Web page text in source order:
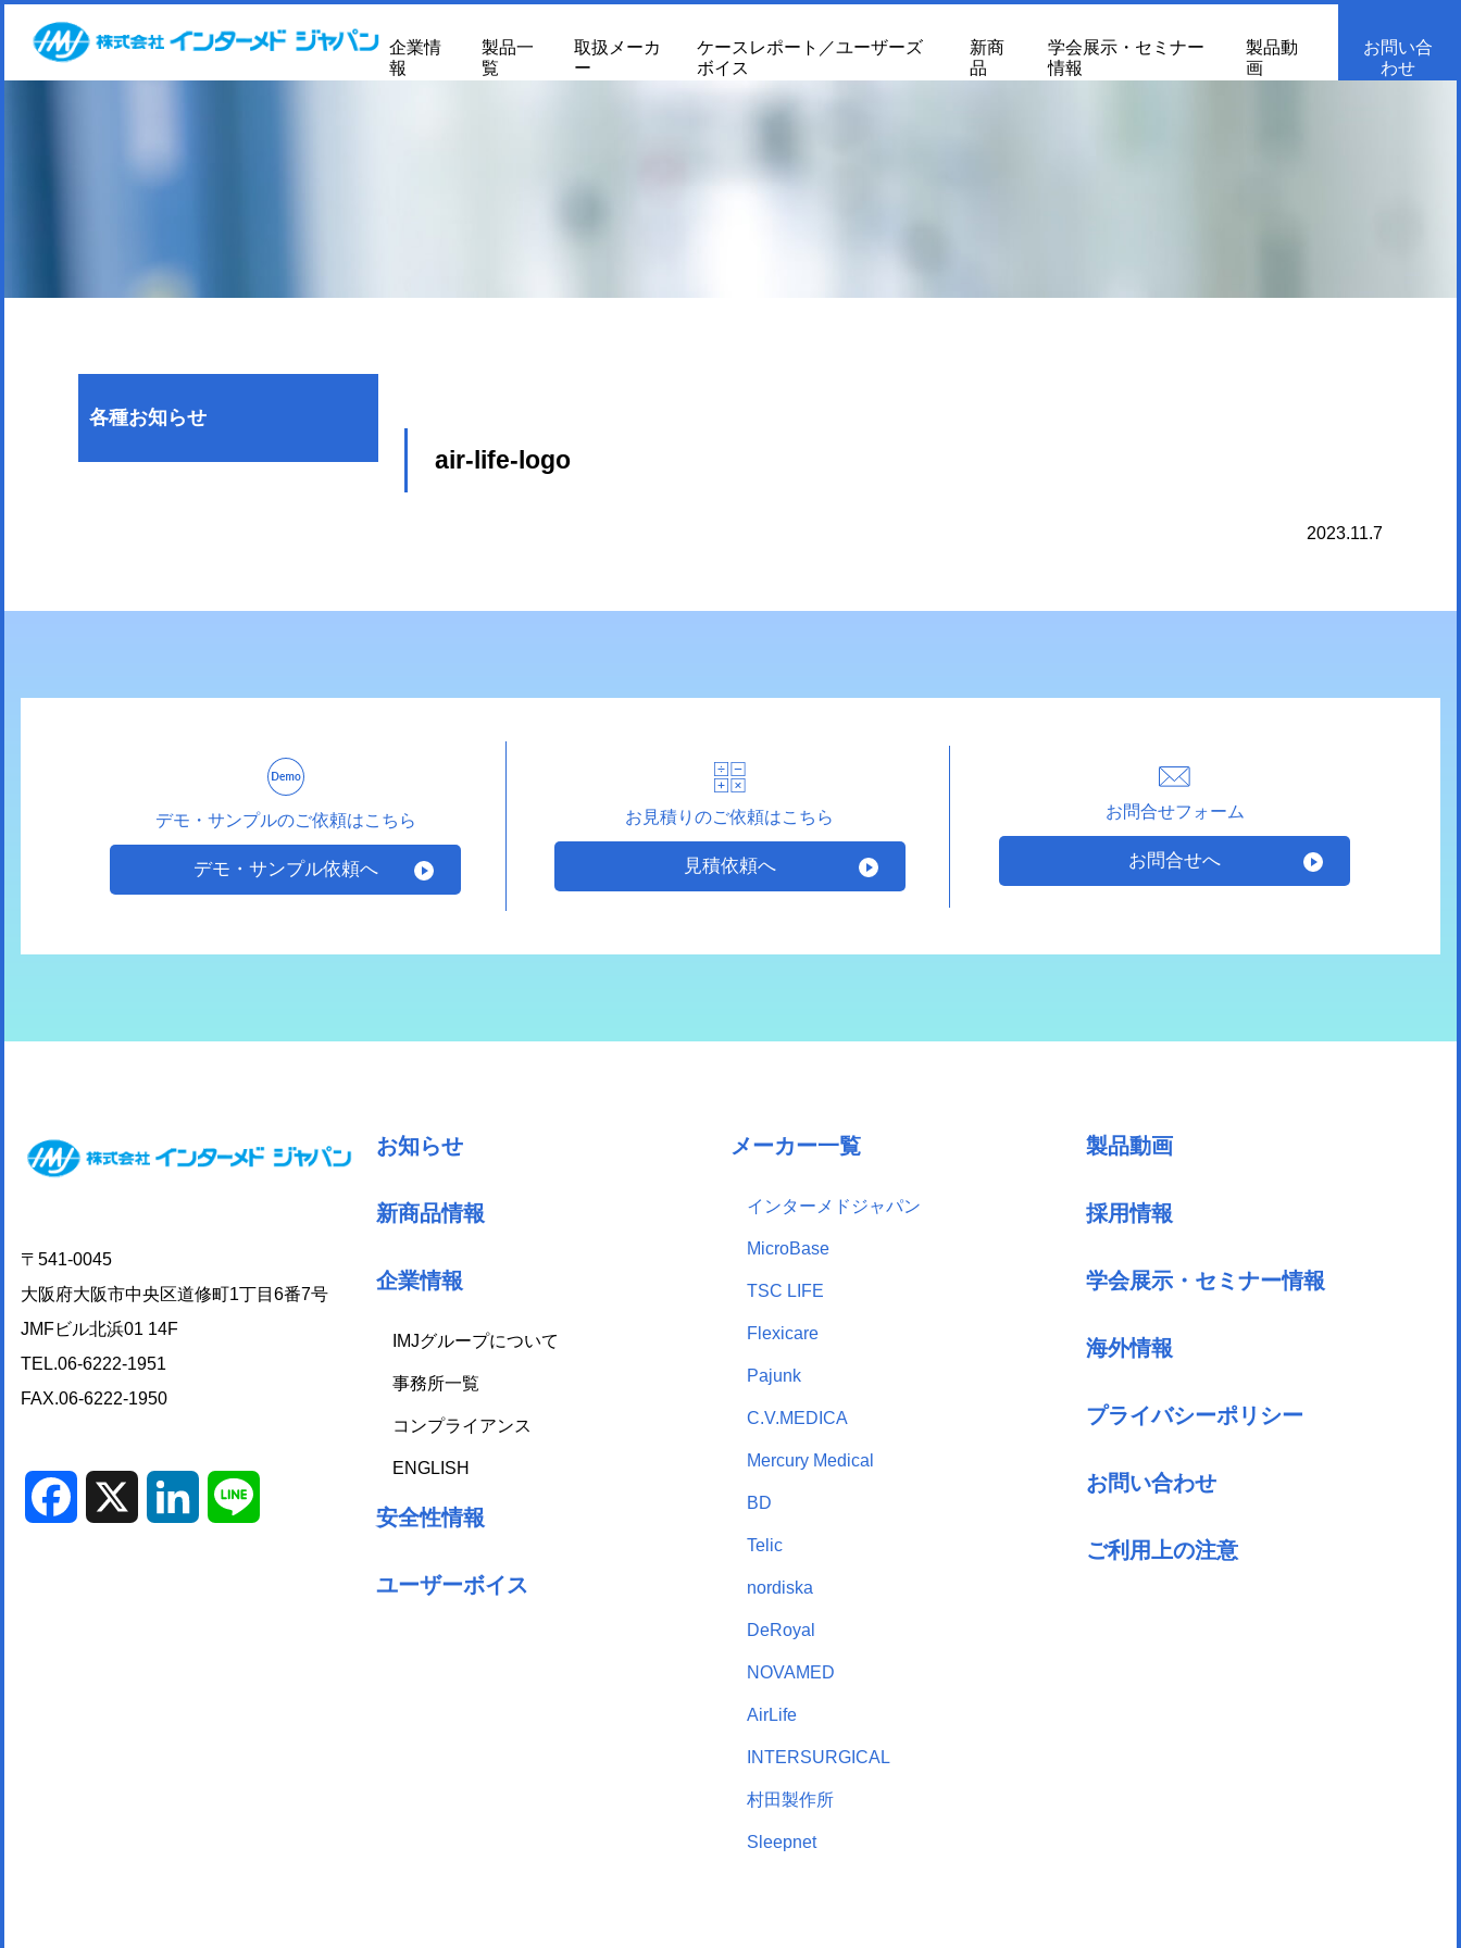
企業情
報
製品一
覧
取扱メーカ
ー
ケースレポート／ユーザーズ
ボイス
新商
品
学会展示・セミナー
情報
製品動
画
お問い合
わせ
各種お知らせ
air-life-logo
2023.11.7
デモ・サンプルのご依頼はこちら
デモ・サンプル依頼へ
お見積りのご依頼はこちら
見積依頼へ
お問合せフォーム
お問合せへ
〒541-0045
大阪府大阪市中央区道修町1丁目6番7号
JMFビル北浜01 14F
TEL.06-6222-1951
FAX.06-6222-1950
Facebook LinkedIn
お知らせ
新商品情報
企業情報
IMJグループについて
事務所一覧
コンプライアンス
ENGLISH
安全性情報
ユーザーボイス
メーカー一覧
インターメドジャパン
MicroBase
TSC LIFE
Flexicare
Pajunk
C.V.MEDICA
Mercury Medical
BD
Telic
nordiska
DeRoyal
NOVAMED
AirLife
INTERSURGICAL
村田製作所
Sleepnet
製品動画
採用情報
学会展示・セミナー情報
海外情報
プライバシーポリシー
お問い合わせ
ご利用上の注意